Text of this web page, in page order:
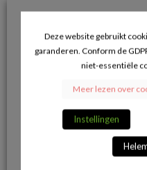
Vragen die beantwoord
Deze website gebruikt
garanderen. Conform de
niet-essentiële
Meer lezen over
Instellingen